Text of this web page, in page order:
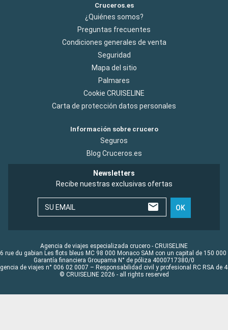
Cruceros.es
¿Quiénes somos?
Preguntas frecuentes
Condiciones generales de venta
Seguridad
Mapa del sitio
Palmares
Cookie CRUISELINE
Carta de protección datos personales
Información sobre crucero
Seguros
Blog Cruceros.es
Newsletters
Recibe nuestras exclusivas ofertas
SU EMAIL OK
Agencia de viajes especializada crucero - CRUISELINE
rue du gabian Les flots bleus MC 98 000 Monaco SAM con un capital de 150 000
Garantía financiera Groupama N° de póliza 4000717380/0
de viajes n° 006 02 0007 – Responsabilidad civil y profesional RC RSA de
© CRUISELINE 2026 - all rights reserved